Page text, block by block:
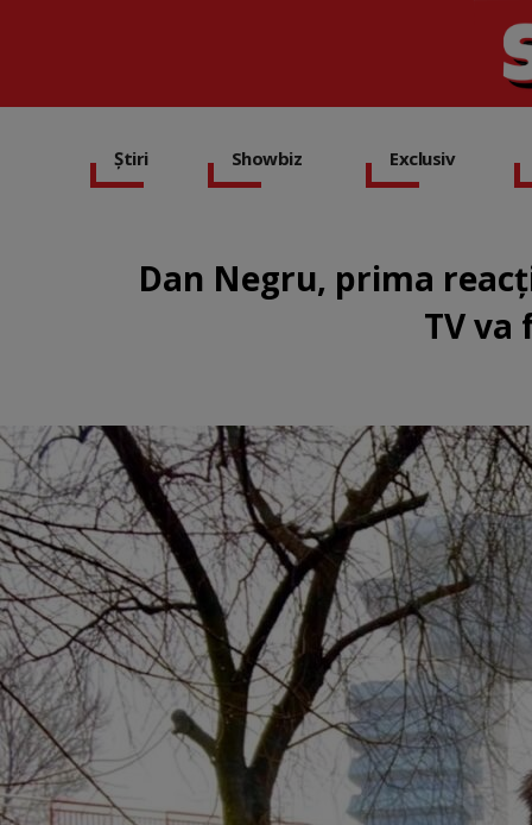
Știri Showbiz Exclusiv
Dan Negru, prima
TV va